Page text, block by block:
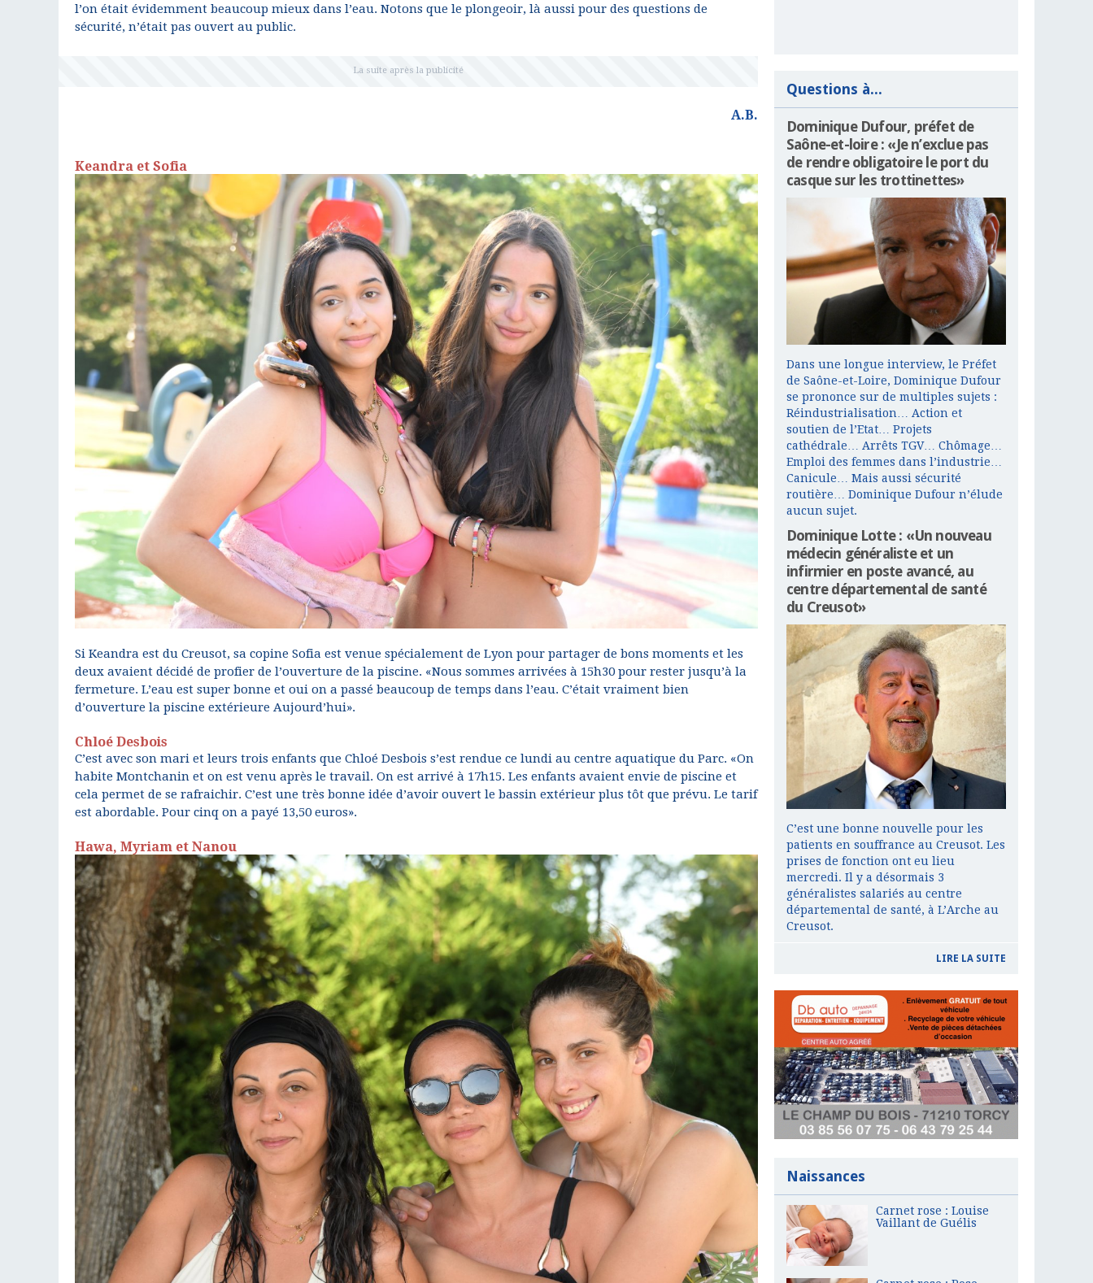
l’on était évidemment beaucoup mieux dans l’eau. Notons que le plongeoir, là aussi pour des questions de
sécurité, n’était pas ouvert au public.
A.B.
Keandra et Sofia
Si Keandra est du Creusot, sa copine Sofia est venue spécialement de Lyon pour partager de bons moments et les
deux avaient décidé de profier de l’ouverture de la piscine. «Nous sommes arrivées à 15h30 pour rester jusqu’à la
fermeture. L’eau est super bonne et oui on a passé beaucoup de temps dans l’eau. C’était vraiment bien
d’ouverture la piscine extérieure Aujourd’hui».
Chloé Desbois
C’est avec son mari et leurs trois enfants que Chloé Desbois s’est rendue ce lundi au centre aquatique du Parc. «On
habite Montchanin et on est venu après le travail. On est arrivé à 17h15. Les enfants avaient envie de piscine et
cela permet de se rafraichir. C’est une très bonne idée d’avoir ouvert le bassin extérieur plus tôt que prévu. Le tarif
est abordable. Pour cinq on a payé 13,50 euros».
Hawa, Myriam et Nanou
Questions à...
Dominique Dufour, préfet de
Saône-et-loire : «Je n’exclue pas
de rendre obligatoire le port du
casque sur les trottinettes»
Dans une longue interview, le Préfet
de Saône-et-Loire, Dominique Dufour
se prononce sur de multiples sujets :
Réindustrialisation… Action et
soutien de l’Etat… Projets
cathédrale… Arrêts TGV… Chômage…
Emploi des femmes dans l’industrie…
Canicule… Mais aussi sécurité
routière… Dominique Dufour n’élude
aucun sujet.
Dominique Lotte : «Un nouveau
médecin généraliste et un
infirmier en poste avancé, au
centre départemental de santé
du Creusot»
C’est une bonne nouvelle pour les
patients en souffrance au Creusot. Les
prises de fonction ont eu lieu
mercredi. Il y a désormais 3
généralistes salariés au centre
départemental de santé, à L’Arche au
Creusot.
LIRE LA SUITE
Naissances
Carnet rose : Louise
Vaillant de Guélis